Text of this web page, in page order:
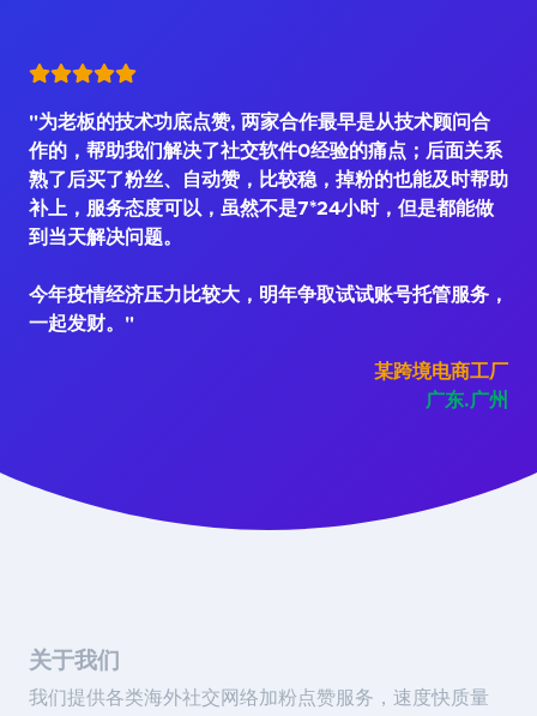
"为老板的技术功底点赞, 两家合作最早是从技术顾问合
作的，帮助我们解决了社交软件0经验的痛点；后面关系
熟了后买了粉丝、自动赞，比较稳，掉粉的也能及时帮助
补上，服务态度可以，虽然不是7*24小时，但是都能做
到当天解决问题。
今年疫情经济压力比较大，明年争取试试账号托管服务，
一起发财。"
某跨境电商工厂
广东.广州
关于我们
我们提供各类海外社交网络加粉点赞服务，速度快质量